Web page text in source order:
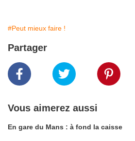
#Peut mieux faire !
Partager
Vous aimerez aussi
En gare du Mans : à fond la caisse